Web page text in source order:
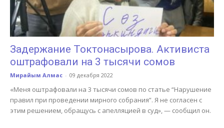
Задержание Токтонасырова. Активиста
оштрафовали на 3 тысячи сомов
Мирайым Алмас - 09 декабря 2022
«Меня оштрафовали на 3 тысячи сомов по статье “Нарушение
правил при проведении мирного собрания”. Я не согласен с
этим решением, обращусь с апелляцией в суд», — сообщил он.